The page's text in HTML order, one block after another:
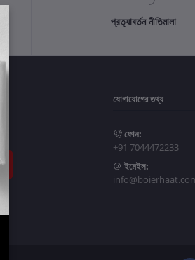
প্রত্যাবর্তন নীতিমালা
যোগাযোগের তথ্য
ফোন:
+91 7044472233
ইমেইল: